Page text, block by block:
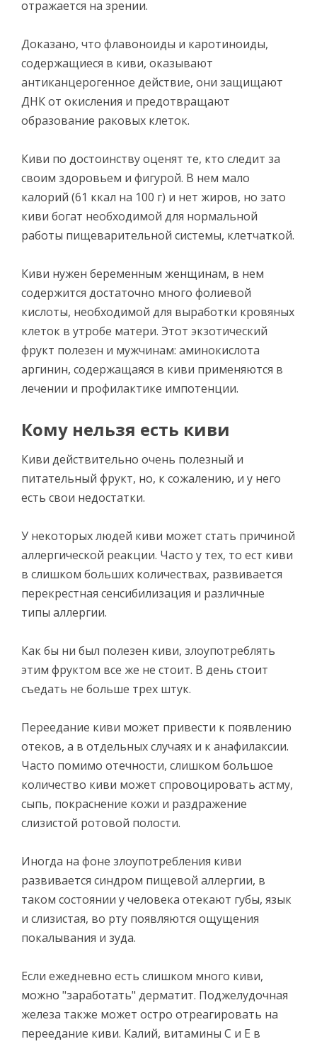
отражается на зрении.
Доказано, что флавоноиды и каротиноиды,
содержащиеся в киви, оказывают
антиканцерогенное действие, они защищают
ДНК от окисления и предотвращают
образование раковых клеток.
Киви по достоинству оценят те, кто следит за
своим здоровьем и фигурой. В нем мало
калорий (61 ккал на 100 г) и нет жиров, но зато
киви богат необходимой для нормальной
работы пищеварительной системы, клетчаткой.
Киви нужен беременным женщинам, в нем
содержится достаточно много фолиевой
кислоты, необходимой для выработки кровяных
клеток в утробе матери. Этот экзотический
фрукт полезен и мужчинам: аминокислота
аргинин, содержащаяся в киви применяются в
лечении и профилактике импотенции.
Кому нельзя есть киви
Киви действительно очень полезный и
питательный фрукт, но, к сожалению, и у него
есть свои недостатки.
У некоторых людей киви может стать причиной
аллергической реакции. Часто у тех, то ест киви
в слишком больших количествах, развивается
перекрестная сенсибилизация и различные
типы аллергии.
Как бы ни был полезен киви, злоупотреблять
этим фруктом все же не стоит. В день стоит
съедать не больше трех штук.
Переедание киви может привести к появлению
отеков, а в отдельных случаях и к анафилаксии.
Часто помимо отечности, слишком большое
количество киви может спровоцировать астму,
сыпь, покраснение кожи и раздражение
слизистой ротовой полости.
Иногда на фоне злоупотребления киви
развивается синдром пищевой аллергии, в
таком состоянии у человека отекают губы, язык
и слизистая, во рту появляются ощущения
покалывания и зуда.
Если ежедневно есть слишком много киви,
можно "заработать" дерматит. Поджелудочная
железа также может остро отреагировать на
переедание киви. Калий, витамины С и Е в